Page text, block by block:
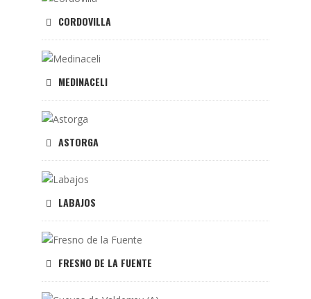
CORDOVILLA
MEDINACELI
ASTORGA
LABAJOS
FRESNO DE LA FUENTE